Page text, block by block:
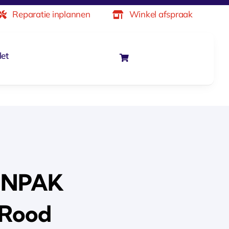
Reparatie inplannen Winkel afspraak